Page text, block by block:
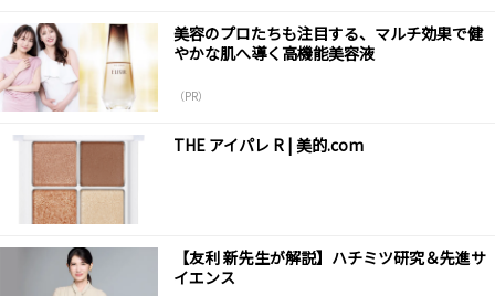
美容のプロたちも注目する、マルチ効果で健
やかな肌へ導く高機能美容液
（PR）
THE アイパレ R | 美的.com
【友利 新先生が解説】ハチミツ研究＆先進サ
イエンス